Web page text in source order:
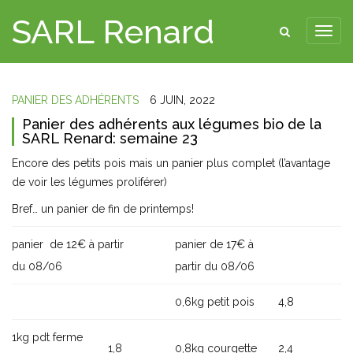
SARL Renard
PANIER DES ADHÉRENTS 6 JUIN, 2022
Panier des adhérents aux légumes bio de la
SARL Renard: semaine 23
Encore des petits pois mais un panier plus complet (l’avantage
de voir les légumes proliférer)
Bref… un panier de fin de printemps!
panier de 12€ à partir
du 08/06
panier de 17€ à
partir du 08/06
0,6kg petit pois 4,8
1kg pdt ferme
1,8
0,8kg courgette 2,4